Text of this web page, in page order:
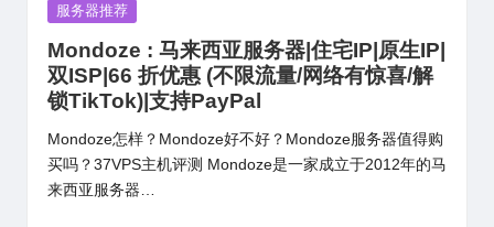
Posted
服务器推荐
Mondoze : 马来西亚服务器|住宅IP|原生IP|
双ISP|66 折优惠 (不限流量/网络有惊喜/解
锁TikTok)|支持PayPal
Mondoze怎样？Mondoze好不好？Mondoze服务器值得购
买吗？37VPS主机评测 Mondoze是一家成立于2012年的马
来西亚服务器…